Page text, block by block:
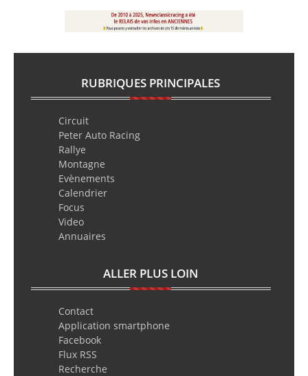
RUBRIQUES PRINCIPALES
Circuit
Peter Auto Racing
Rallye
Montagne
Evènements
Calendrier
Focus
Video
Annuaires
ALLER PLUS LOIN
Contact
Application smartphone
Facebook
Flux RSS
Recherche